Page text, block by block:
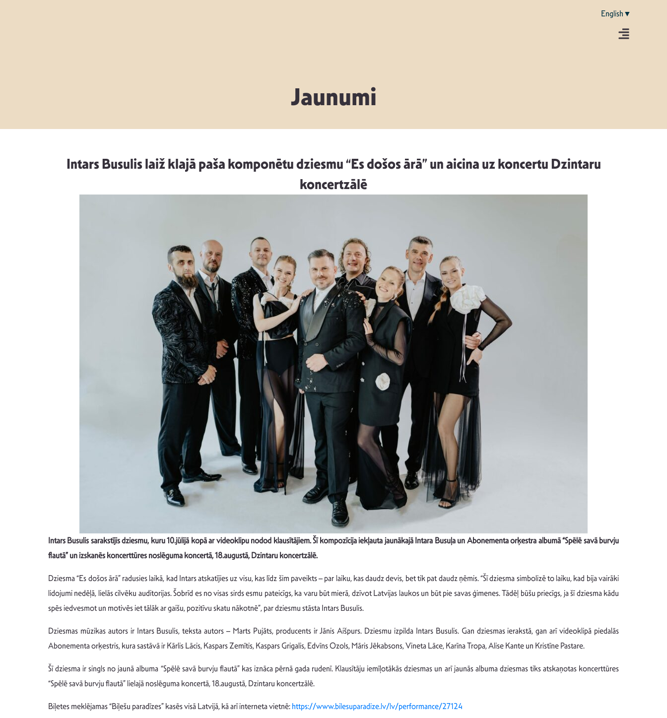
English▼
Jaunumi
Intars Busulis laiž klajā paša komponētu dziesmu “Es došos ārā” un aicina uz koncertu Dzintaru
koncertzālē
Intars Busulis sarakstījis dziesmu, kuru 10.jūlijā kopā ar videoklipu nodod klausītājiem. Šī kompozīcija iekļauta jaunākajā Intara Busuļa un Abonementa orķestra albumā “Spēlē savā burvju
flautā” un izskanēs koncerttūres noslēguma koncertā, 18.augustā, Dzintaru koncertzālē.
Dziesma “Es došos ārā” radusies laikā, kad Intars atskatījies uz visu, kas līdz šim paveikts – par laiku, kas daudz devis, bet tik pat daudz ņēmis. “Šī dziesma simbolizē to laiku, kad bija vairāki
lidojumi nedēļā, lielās cilvēku auditorijas. Šobrīd es no visas sirds esmu pateicīgs, ka varu būt mierā, dzīvot Latvijas laukos un būt pie savas ģimenes. Tādēļ būšu priecīgs, ja šī dziesma kādu
spēs iedvesmot un motivēs iet tālāk ar gaišu, pozitīvu skatu nākotnē”, par dziesmu stāsta Intars Busulis.
Dziesmas mūzikas autors ir Intars Busulis, teksta autors – Marts Pujāts, producents ir Jānis Aišpurs. Dziesmu izpilda Intars Busulis. Gan dziesmas ierakstā, gan arī videoklipā piedalās
Abonementa orķestris, kura sastāvā ir Kārlis Lācis, Kaspars Zemītis, Kaspars Grigalis, Edvīns Ozols, Māris Jēkabsons, Vineta Lāce, Karīna Tropa, Alise Kante un Kristīne Pastare.
Šī dziesma ir singls no jaunā albuma “Spēlē savā burvju flautā” kas iznāca pērnā gada rudenī. Klausītāju iemīļotākās dziesmas un arī jaunās albuma dziesmas tiks atskaņotas koncerttūres
“Spēlē savā burvju flautā” lielajā noslēguma koncertā, 18.augustā, Dzintaru koncertzālē.
Biļetes meklējamas “Biļešu paradīzes” kasēs visā Latvijā, kā arī interneta vietnē:https://www.bilesuparadize.lv/lv/performance/27124